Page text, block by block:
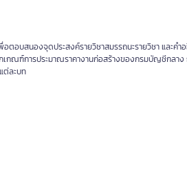
ตอบสนองจุดประสงค์รายวิชาสมรรถนะรายวิชา และคำ
เกณฑ์การประมาณราคางานก่อสร้างของกรมบัญชีกลาง
ต่ละบท